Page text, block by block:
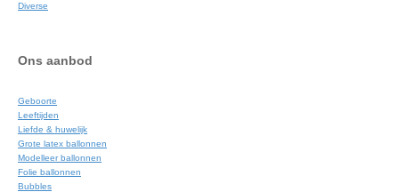
Diverse
Ons aanbod
Geboorte
Leeftijden
Liefde & huwelijk
Grote latex ballonnen
Modelleer ballonnen
Folie ballonnen
Bubbles